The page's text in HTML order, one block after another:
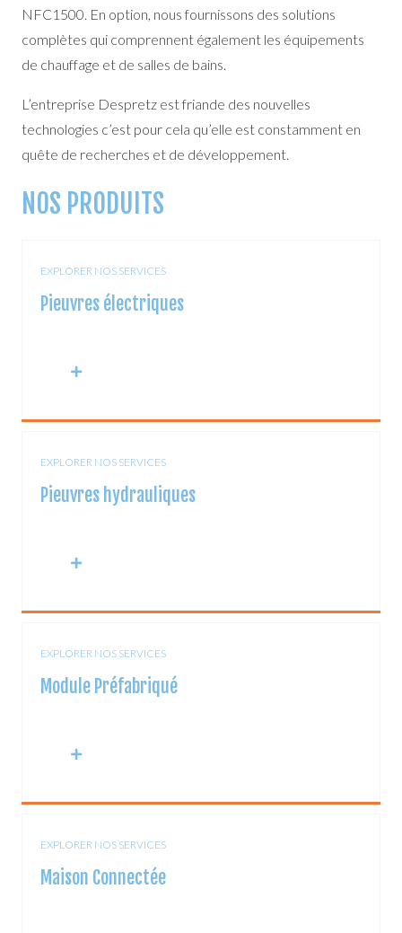
NFC1500. En option, nous fournissons des solutions
complètes qui comprennent également les équipements
de chauffage et de salles de bains.
L’entreprise Despretz est friande des nouvelles
technologies c’est pour cela qu’elle est constamment en
quête de recherches et de développement.
NOS PRODUITS
EXPLORER NOS SERVICES
Pieuvres électriques
EXPLORER NOS SERVICES
Pieuvres hydrauliques
EXPLORER NOS SERVICES
Module Préfabriqué
EXPLORER NOS SERVICES
Maison Connectée